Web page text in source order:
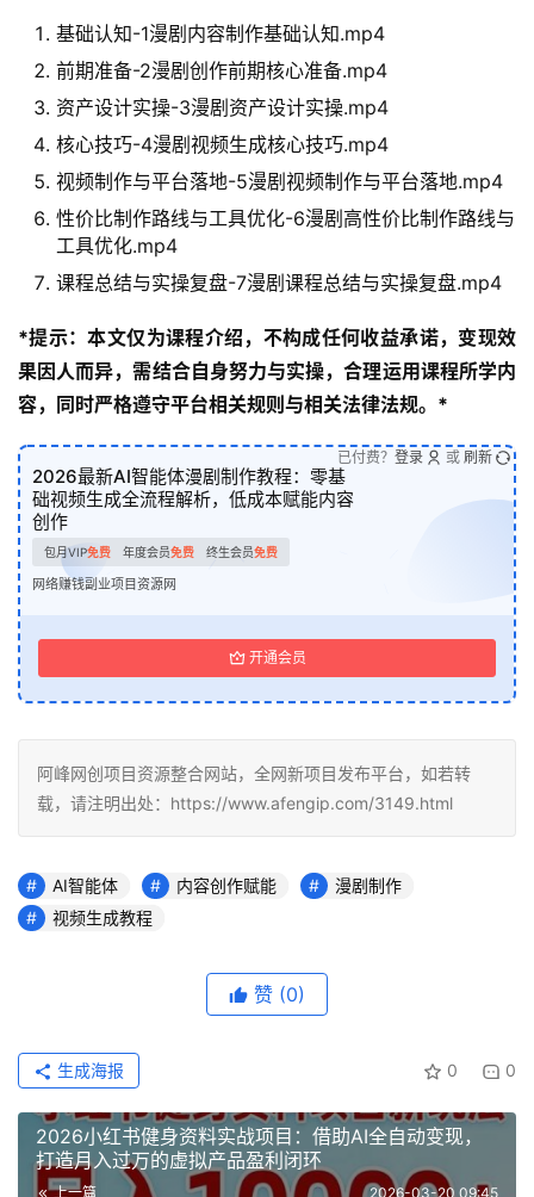
基础认知-1漫剧内容制作基础认知.mp4
前期准备-2漫剧创作前期核心准备.mp4
资产设计实操-3漫剧资产设计实操.mp4
核心技巧-4漫剧视频生成核心技巧.mp4
视频制作与平台落地-5漫剧视频制作与平台落地.mp4
性价比制作路线与工具优化-6漫剧高性价比制作路线与
工具优化.mp4
课程总结与实操复盘-7漫剧课程总结与实操复盘.mp4
*提示：本文仅为课程介绍，不构成任何收益承诺，变现效
果因人而异，需结合自身努力与实操，合理运用课程所学内
容，同时严格遵守平台相关规则与相关法律法规。*
2026最新AI智能体漫剧制作教程：零基
础视频生成全流程解析，低成本赋能内容
创作
包月VIP免费 年度会员免费 终生会员免费
网络赚钱副业项目资源网
开通会员
已付费？ 登录 或 刷新
阿峰网创项目资源整合网站，全网新项目发布平台，如若转
载，请注明出处：https://www.afengip.com/3149.html
AI智能体 内容创作赋能
漫剧制作
视频生成教程
赞 (0)
0 0
生成海报
2026小红书健身资料实战项目：借助AI全自动变现，
打造月入过万的虚拟产品盈利闭环
上一篇 2026-03-20 09:45